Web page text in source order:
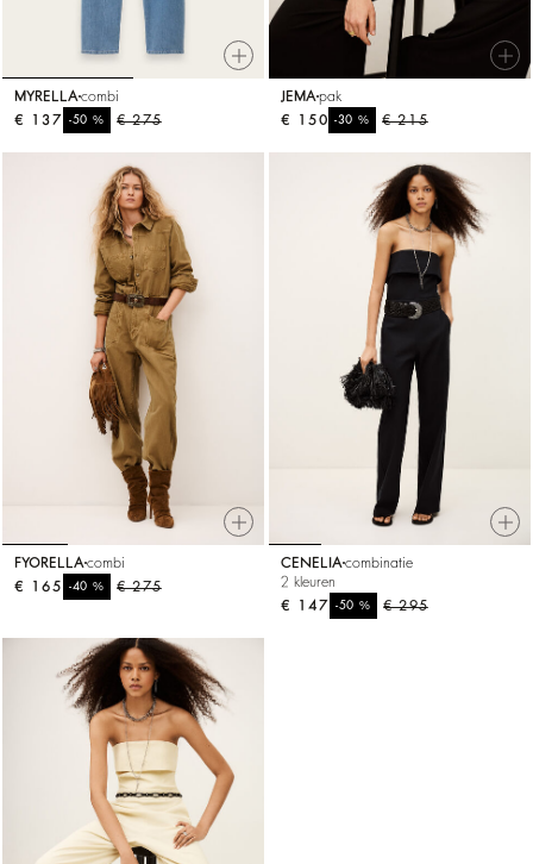
MYRELLA combi
€ 275
-50%
€ 137
JEMA pak
€ 215
-30%
€ 150
FYORELLAcombi
€ 275
-40%
€ 165
CENELIAcombinatie
2 kleuren
€ 295
-50%
€ 147